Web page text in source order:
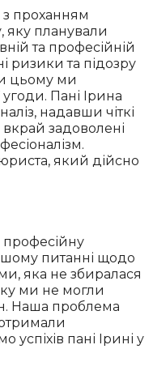
проханням
яку планували
та професійній
ризики та підозру
цьому ми
Пані Ірина
надавши чіткі
задоволені
який дійсно
професійну
питанні щодо
яка не збиралася
ми не могли
Наша проблема
успіхів пані Ірині у